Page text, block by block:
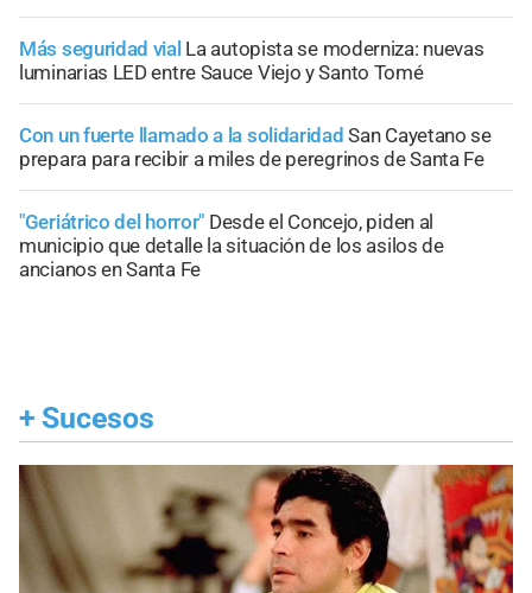
Más seguridad vial La autopista se moderniza: nuevas
luminarias LED entre Sauce Viejo y Santo Tomé
Con un fuerte llamado a la solidaridad San Cayetano se
prepara para recibir a miles de peregrinos de Santa Fe
"Geriátrico del horror" Desde el Concejo, piden al
municipio que detalle la situación de los asilos de
ancianos en Santa Fe
+ Sucesos